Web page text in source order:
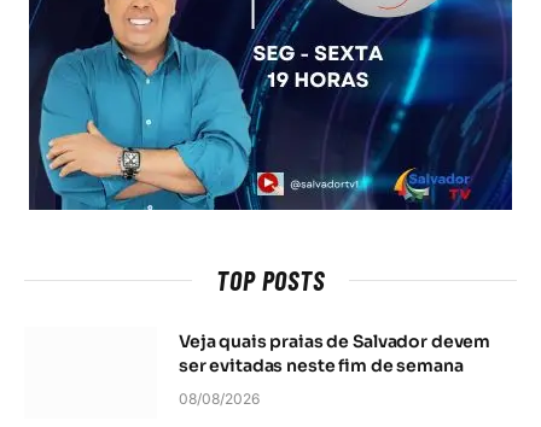
TOP POSTS
Veja quais praias de Salvador devem
ser evitadas neste fim de semana
08/08/2026